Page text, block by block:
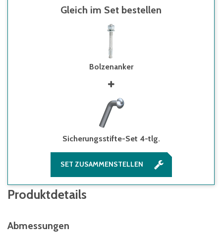
Gleich im Set bestellen
Bolzenanker
Sicherungsstifte-Set 4-tlg.
SET ZUSAMMENSTELLEN
Produktdetails
Abmessungen